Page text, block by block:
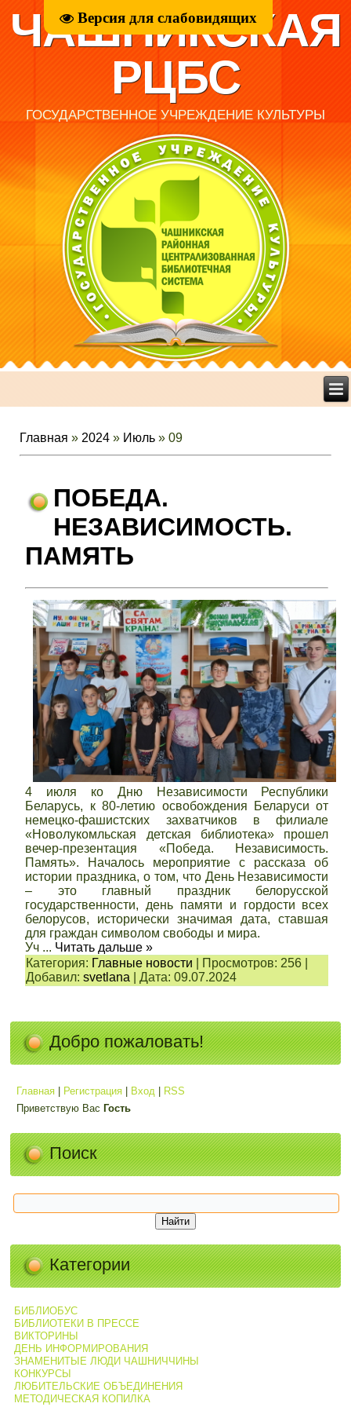
Версия для слабовидящих
ЧАШНИКСКАЯ
РЦБС
ГОСУДАРСТВЕННОЕ УЧРЕЖДЕНИЕ КУЛЬТУРЫ
Главная » 2024 » Июль » 09
ПОБЕДА.
НЕЗАВИСИМОСТЬ.
ПАМЯТЬ
4 июля ко Дню Независимости Республики
Беларусь, к 80-летию освобождения Беларуси от
немецко-фашистских захватчиков в филиале
«Новолукомльская детская библиотека» прошел
вечер-презентация «Победа. Независимость.
Память». Началось мероприятие с рассказа об
истории праздника, о том, что День Независимости
– это главный праздник белорусской
государственности, день памяти и гордости всех
белорусов, исторически значимая дата, ставшая
для граждан символом свободы и мира.
Уч ... Читать дальше »
Категория: Главные новости Просмотров: 256
Добавил: svetlana |Дата: 09.07.2024
Добро пожаловать!
Главная Регистрация Вход
RSS
Приветствую Вас Гость
Поиск
Категории
БИБЛИОБУС
БИБЛИОТЕКИ В ПРЕССЕ
ВИКТОРИНЫ
ДЕНЬ ИНФОРМИРОВАНИЯ
ЗНАМЕНИТЫЕ ЛЮДИ ЧАШНИЧЧИНЫ
КОНКУРСЫ
ЛЮБИТЕЛЬСКИЕ ОБЪЕДИНЕНИЯ
МЕТОДИЧЕСКАЯ КОПИЛКА